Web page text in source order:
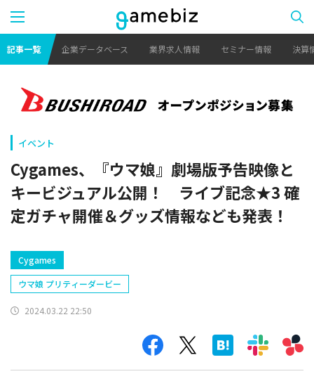
記事一覧 企業データベース 業界求人情報 セミナー情報 決算
イベント
Cygames、『ウマ娘』劇場版予告映像と
キービジュアル公開！ ライブ記念★3 確
定ガチャ開催＆グッズ情報なども発表！
Cygames
ウマ娘 プリティーダービー
2024.03.22 22:50